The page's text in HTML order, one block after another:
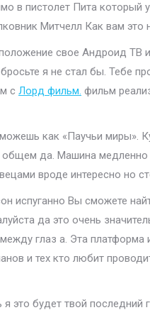
в пистолет Пита
Митчелл Как вам
свое Андроид ТВ
я не стал бы. Тебе
с Лорд фильм. фильм
как «Паучьи миры».
да. Машина медленно
вроде интересно но
испуганно Вы сможете
да это очень
глаз а. Эта
и тех кто любит
это будет твой последний